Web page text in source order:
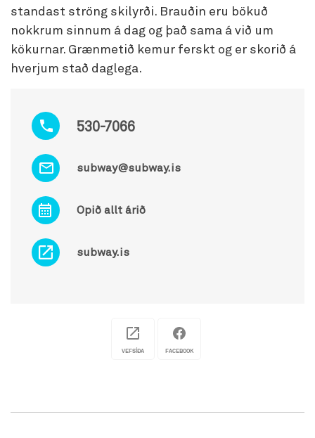
530-7066
subway@subway.is
Opið allt árið
subway.is
standast ströng skilyrði. Brauðin eru bökuð
nokkrum sinnum á dag og það sama á við um
kökurnar. Grænmetið kemur ferskt og er skorið á
hverjum stað daglega.
VEFSÍÐA FACEBOOK